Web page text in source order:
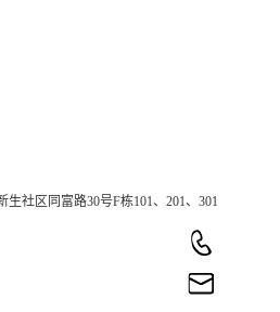
社区同富路30号F栋101、201、301